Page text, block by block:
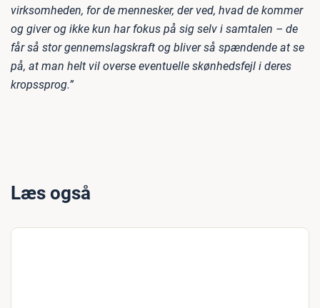
virksomheden, for de mennesker, der ved, hvad de kommer
og giver og ikke kun har fokus på sig selv i samtalen – de
får så stor gennemslagskraft og bliver så spændende at se
på, at man helt vil overse eventuelle skønhedsfejl i deres
kropssprog.”
Læs også